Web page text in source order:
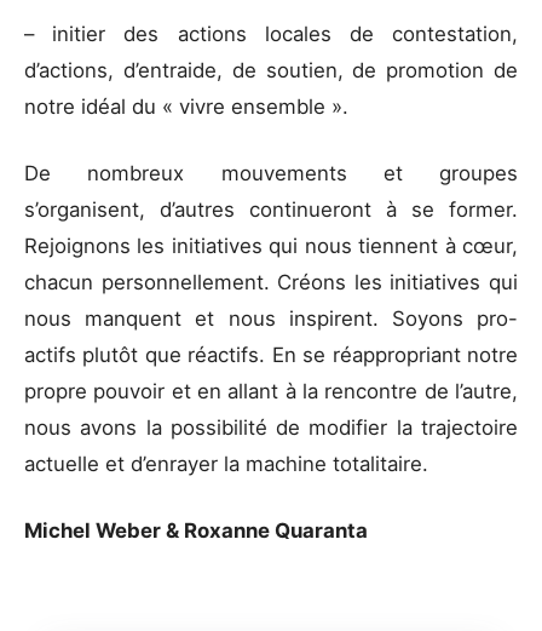
– initier des actions locales de contestation,
d’actions, d’entraide, de soutien, de promotion de
notre idéal du « vivre ensemble ».
De nombreux mouvements et groupes
s’organisent, d’autres continueront à se former.
Rejoignons les initiatives qui nous tiennent à cœur,
chacun personnellement. Créons les initiatives qui
nous manquent et nous inspirent. Soyons pro-
actifs plutôt que réactifs. En se réappropriant notre
propre pouvoir et en allant à la rencontre de l’autre,
nous avons la possibilité de modifier la trajectoire
actuelle et d’enrayer la machine totalitaire.
Michel Weber & Roxanne Quaranta